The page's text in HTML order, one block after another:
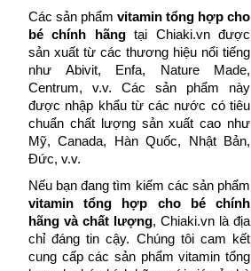
Các sản phẩm vitamin tổng hợp cho
bé chính hãng tại Chiaki.vn được
sản xuất từ các thương hiệu nổi tiếng
như Abivit, Enfa, Nature Made,
Centrum, v.v. Các sản phẩm này
được nhập khẩu từ các nước có tiêu
chuẩn chất lượng sản xuất cao như
Mỹ, Canada, Hàn Quốc, Nhật Bản,
Đức, v.v.
Nếu bạn đang tìm kiếm các sản phẩm
vitamin tổng hợp cho bé chính
hãng và chất lượng, Chiaki.vn là địa
chỉ đáng tin cậy. Chúng tôi cam kết
cung cấp các sản phẩm vitamin tổng